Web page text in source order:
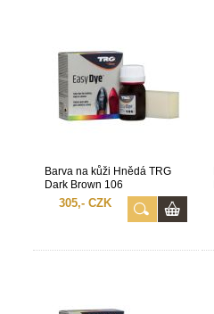
Barva na kůži Hnědá TRG
Dark Brown 106
305,- CZK